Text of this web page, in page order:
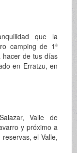
que la
camping de 1ª
hacer de tus días
en Erratzu, en
Valle de
y próximo a
el Valle,